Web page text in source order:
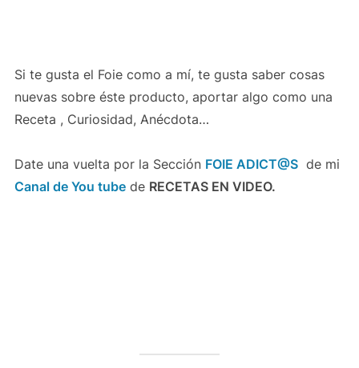
Si te gusta el Foie como a mí, te gusta saber cosas
nuevas sobre éste producto, aportar algo como una
Receta , Curiosidad, Anécdota…
Date una vuelta por la Sección FOIE ADICT@Sde mi
Canal de You tubede RECETAS EN VIDEO.